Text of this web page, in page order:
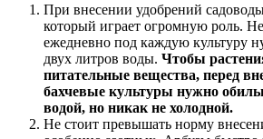
При внесении удобрений
который играет огромную роль.
ежедневно под каждую культуру
двух литров воды. Чтобы
питательные вещества, перед
бахчевые культуры нужно
водой, но никак не холодной.
Не стоит превышать норму